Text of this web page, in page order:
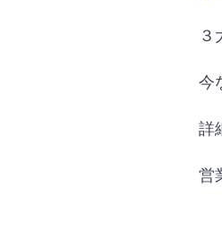
今
詳
営